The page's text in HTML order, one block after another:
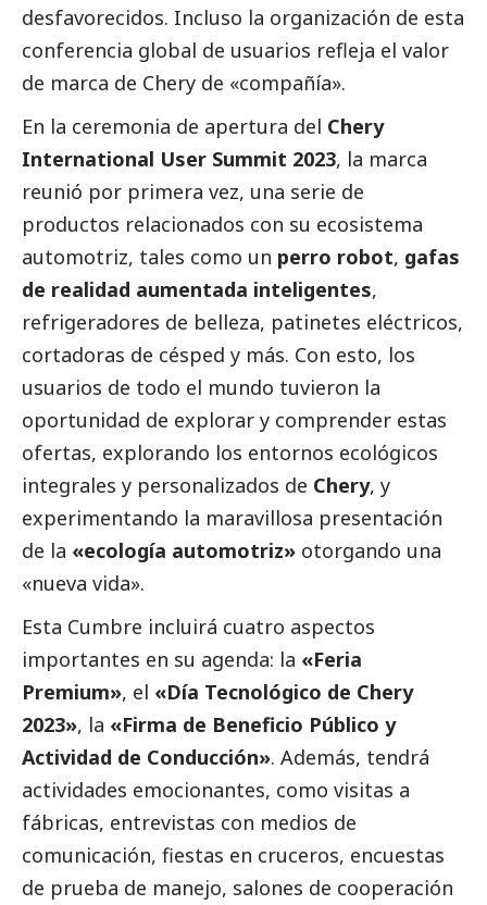
desfavorecidos. Incluso la organización de esta
conferencia global de usuarios refleja el valor
de marca de Chery de «compañía».
En la ceremonia de apertura del Chery
International User Summit 2023, la marca
reunió por primera vez, una serie de
productos relacionados con su ecosistema
automotriz, tales como un perro robot, gafas
de realidad aumentada inteligentes,
refrigeradores de belleza, patinetes eléctricos,
cortadoras de césped y más. Con esto, los
usuarios de todo el mundo tuvieron la
oportunidad de explorar y comprender estas
ofertas, explorando los entornos ecológicos
integrales y personalizados de Chery, y
experimentando la maravillosa presentación
de la «ecología automotriz» otorgando una
«nueva vida».
Esta Cumbre incluirá cuatro aspectos
importantes en su agenda: la «Feria
Premium», el «Día Tecnológico de Chery
2023», la «Firma de Beneficio Público y
Actividad de Conducción». Además, tendrá
actividades emocionantes, como visitas a
fábricas, entrevistas con medios de
comunicación, fiestas en cruceros, encuestas
de prueba de manejo, salones de cooperación